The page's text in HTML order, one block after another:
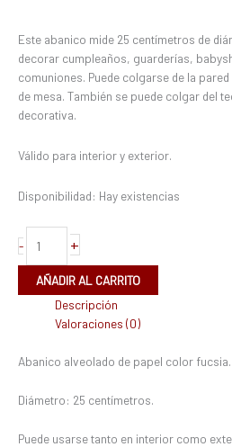
Este abanico mide 25 centímetros de
decorar cumpleaños, guarderías,
comuniones. Puede colgarse de la
de mesa. También se puede colgar del
decorativa.
Válido para interior y exterior.
Disponibilidad: Hay existencias
- +
AÑADIR AL CARRITO
Descripción
Valoraciones (0)
Abanico alveolado de papel color fucsia.
Diámetro: 25 centímetros.
Puede usarse tanto en interior como